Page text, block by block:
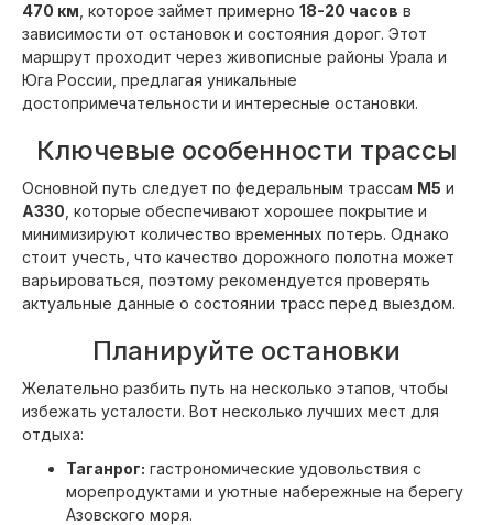
470 км , которое займет примерно 18-20 часов в
зависимости от остановок и состояния дорог. Этот
маршрут проходит через живописные районы Урала и
Юга России, предлагая уникальные
достопримечательности и интересные остановки.
Ключевые особенности трассы
Основной путь следует по федеральным трассам M5 и
A330 , которые обеспечивают хорошее покрытие и
минимизируют количество временных потерь. Однако
стоит учесть, что качество дорожного полотна может
варьироваться, поэтому рекомендуется проверять
актуальные данные о состоянии трасс перед выездом.
Планируйте остановки
Желательно разбить путь на несколько этапов, чтобы
избежать усталости. Вот несколько лучших мест для
отдыха:
Таганрог: гастрономические удовольствия с
морепродуктами и уютные набережные на берегу
Азовского моря.